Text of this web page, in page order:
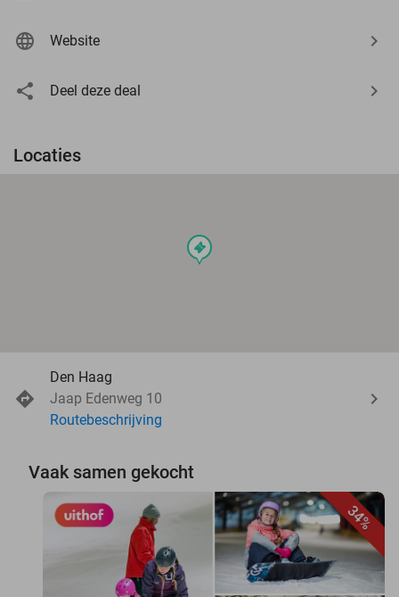
Website
Deel deze deal
Locaties
events
Den Haag
Jaap Edenweg 10
Routebeschrijving
Vaak samen gekocht
34%